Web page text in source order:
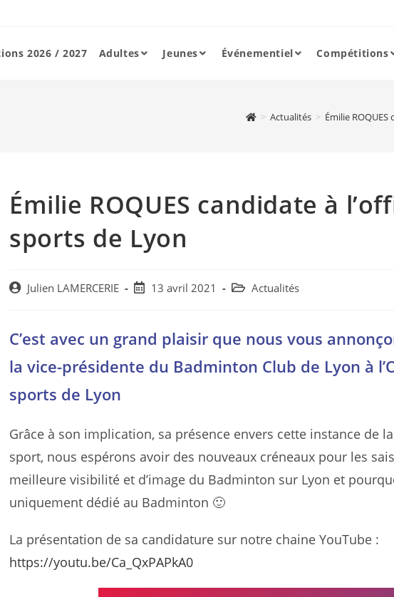
2026 / 2027 Adultes Jeunes Événementiel Compétitions
> Actualités > Émilie
Émilie ROQUES candidate à
sports de Lyon
PostJulien LAMERCERIE
Post13 avril 2021
Post Actualités
C’est avec un grand plaisir que nous vous
la vice-présidente du Badminton Club de Lyon à
sports de Lyon
Grâce à son implication, sa présence envers cette instance de
sport, nous espérons avoir des nouveaux créneaux pour les
meilleure visibilité et d’image du Badminton sur Lyon et
uniquement dédié au Badminton 🙂
La présentation de sa candidature sur notre chaine YouTube :
https://youtu.be/Ca_QxPAPkA0